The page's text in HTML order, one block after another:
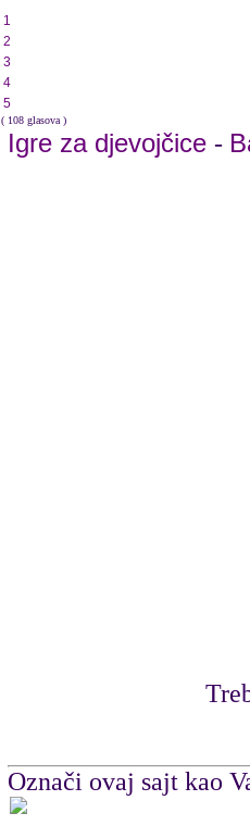
1
2
3
4
5
( 108 glasova )
Igre za djevojčice -
Označi ovaj sajt kao